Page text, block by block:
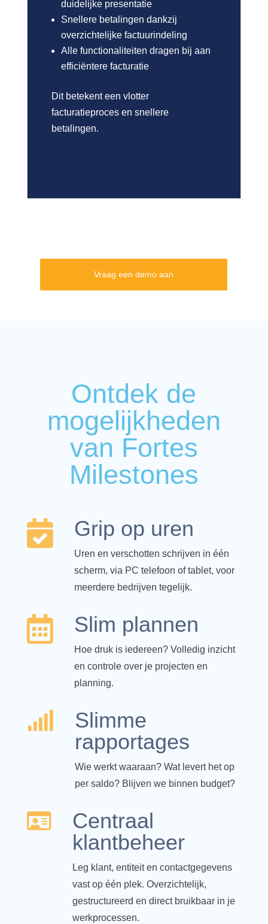
duidelijke presentatie
Snellere betalingen dankzij
overzichtelijke factuurindeling
Alle functionaliteiten dragen bij aan
efficiëntere facturatie
Dit betekent een vlotter
facturatieproces en snellere
betalingen.
Vraag een demo aan
Ontdek de
mogelijkheden
van Fortes
Milestones
 Grip op uren
Uren en verschotten schrijven in één
scherm, via PC telefoon of tablet, voor
meerdere bedrijven tegelijk.
 Slim plannen
Hoe druk is iedereen? Volledig inzicht
en controle over je projecten en
planning.

Slimme
rapportages
Wie werkt waaraan? Wat levert het op
per saldo? Blijven we binnen budget?

Centraal
klantbeheer
Leg klant, entiteit en contactgegevens
vast op één plek. Overzichtelijk,
gestructureerd en direct bruikbaar in je
werkprocessen.